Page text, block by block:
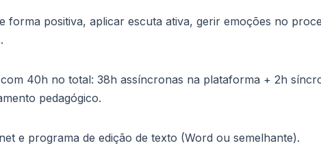
forma positiva, aplicar escuta ativa, gerir emoções no
40h no total: 38h assíncronas na plataforma + 2h
pedagógico.
e programa de edição de texto (Word ou semelhante).